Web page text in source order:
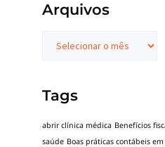
Arquivos
Tags
abrir clínica médica Benefícios
saúde Boas práticas contábeis em